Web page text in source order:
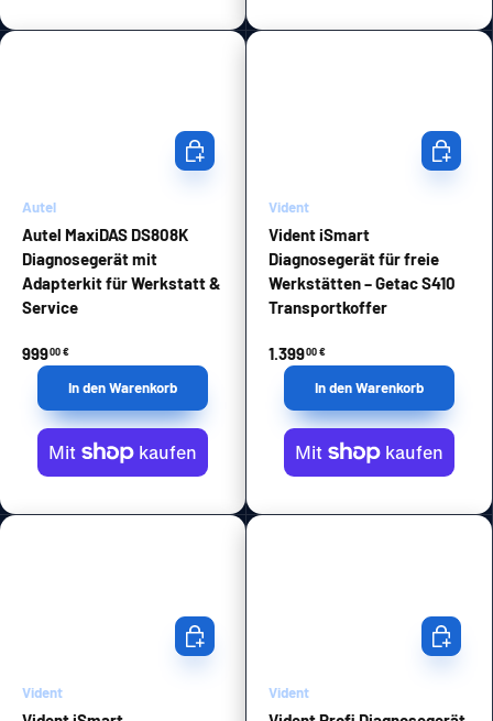
Autel
Autel MaxiDAS DS808K
Diagnosegerät mit
Adapterkit für Werkstatt &
Service
99900 €
In den Warenkorb
In den Warenkorb
Vident
Vident iSmart
Diagnosegerät für freie
Werkstätten – Getac S410
Transportkoffer
1.39900 €
In den
In den Warenkorb
Vident
In den Warenkorb
Vident
In den